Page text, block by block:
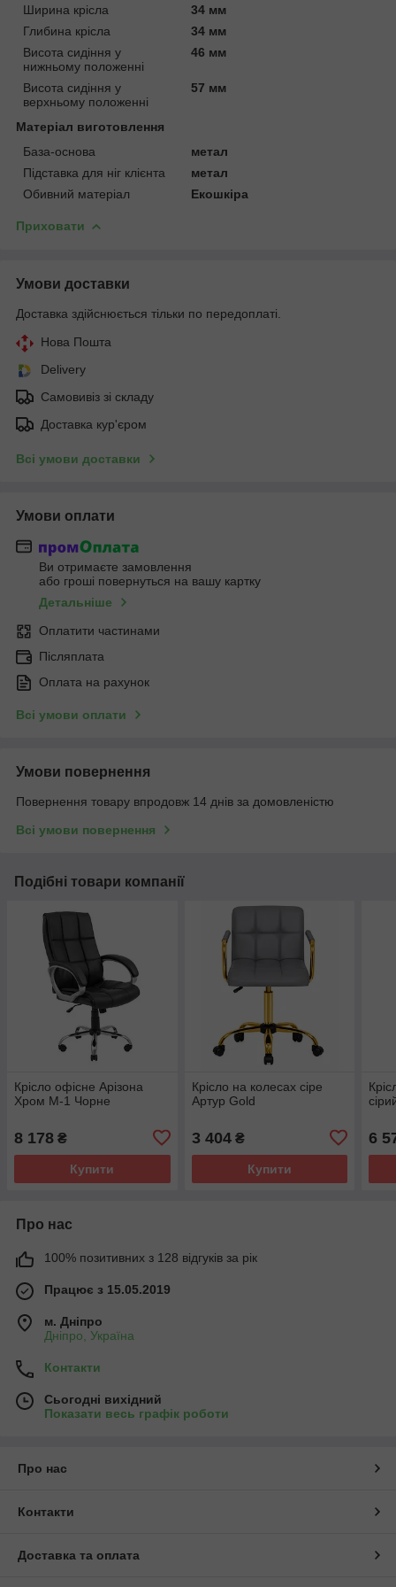
Ширина крісла
34 мм
Глибина крісла
34 мм
Висота сидіння у
нижньому положенні
46 мм
Висота сидіння у
верхньому положенні
57 мм
Матеріал виготовлення
База-основа
метал
Підставка для ніг клієнта
метал
Обивний матеріал
Екошкіра
Приховати
Умови доставки
Доставка здійснюється тільки по передоплаті.
Нова Пошта
Delivery
Самовивіз зі складу
Доставка кур'єром
Всі умови доставки
Умови оплати
Ви отримаєте замовлення
або гроші повернуться на вашу картку
Детальніше
Оплатити частинами
Післяплата
Оплата на рахунок
Всі умови оплати
Умови повернення
Повернення товару впродовж 14 днів за домовленістю
Всі умови повернення
Подібні товари компанії
Крісло офісне Арізона
Хром М-1 Чорне
8 178 ₴
Купити
Крісло на колесах сіре
Артур Gold
3 404₴
Купити
6
Про нас
100% позитивних з 128 відгуків за рік
Працює з 15.05.2019
м. Дніпро
Дніпро, Україна
Контакти
Сьогодні вихідний
Показати весь графік роботи
Про нас
Контакти
Доставка та оплата